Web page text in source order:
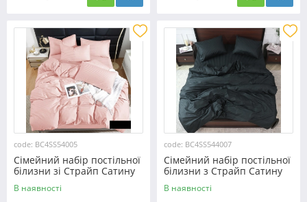
code: BC4SS54005
Сімейний набір постільної
білизни зі Страйп Сатину
№54005
В наявності
code: BC4SS544007
Сімейний набір постільної
білизни з Страйп Сатину
№544007
В наявності